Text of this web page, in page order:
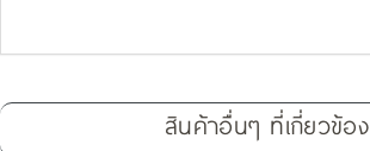
สินค้าอื่นๆ ที่เกี่ยวข้อง